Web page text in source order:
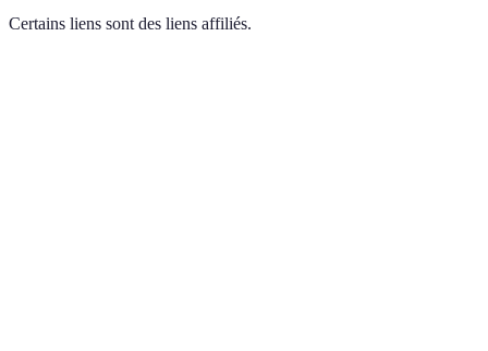
Certains liens sont des liens affiliés.